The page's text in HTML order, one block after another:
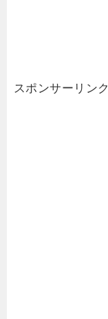
スポンサーリンク